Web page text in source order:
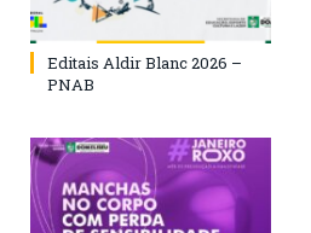
Editais Aldir Blanc 2026 –
PNAB